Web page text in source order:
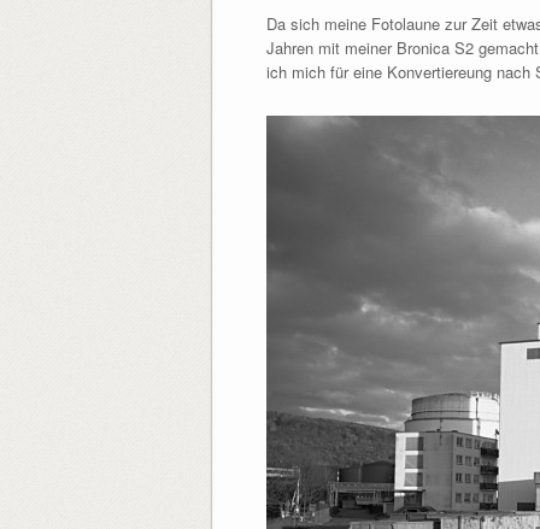
Da sich meine Fotolaune zur Zeit
Jahren mit meiner Bronica S2
ich mich für eine Konvertiereung nach